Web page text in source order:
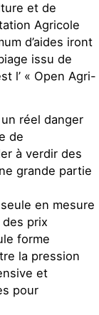
et de
Agricole
d’aides iront
issu de
l’ « Open Agri-
réel danger
de
à verdir des
grande partie
en mesure
prix
forme
la pression
et
pour